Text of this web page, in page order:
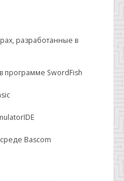
разработанные в
программе SwordFish
Bascom